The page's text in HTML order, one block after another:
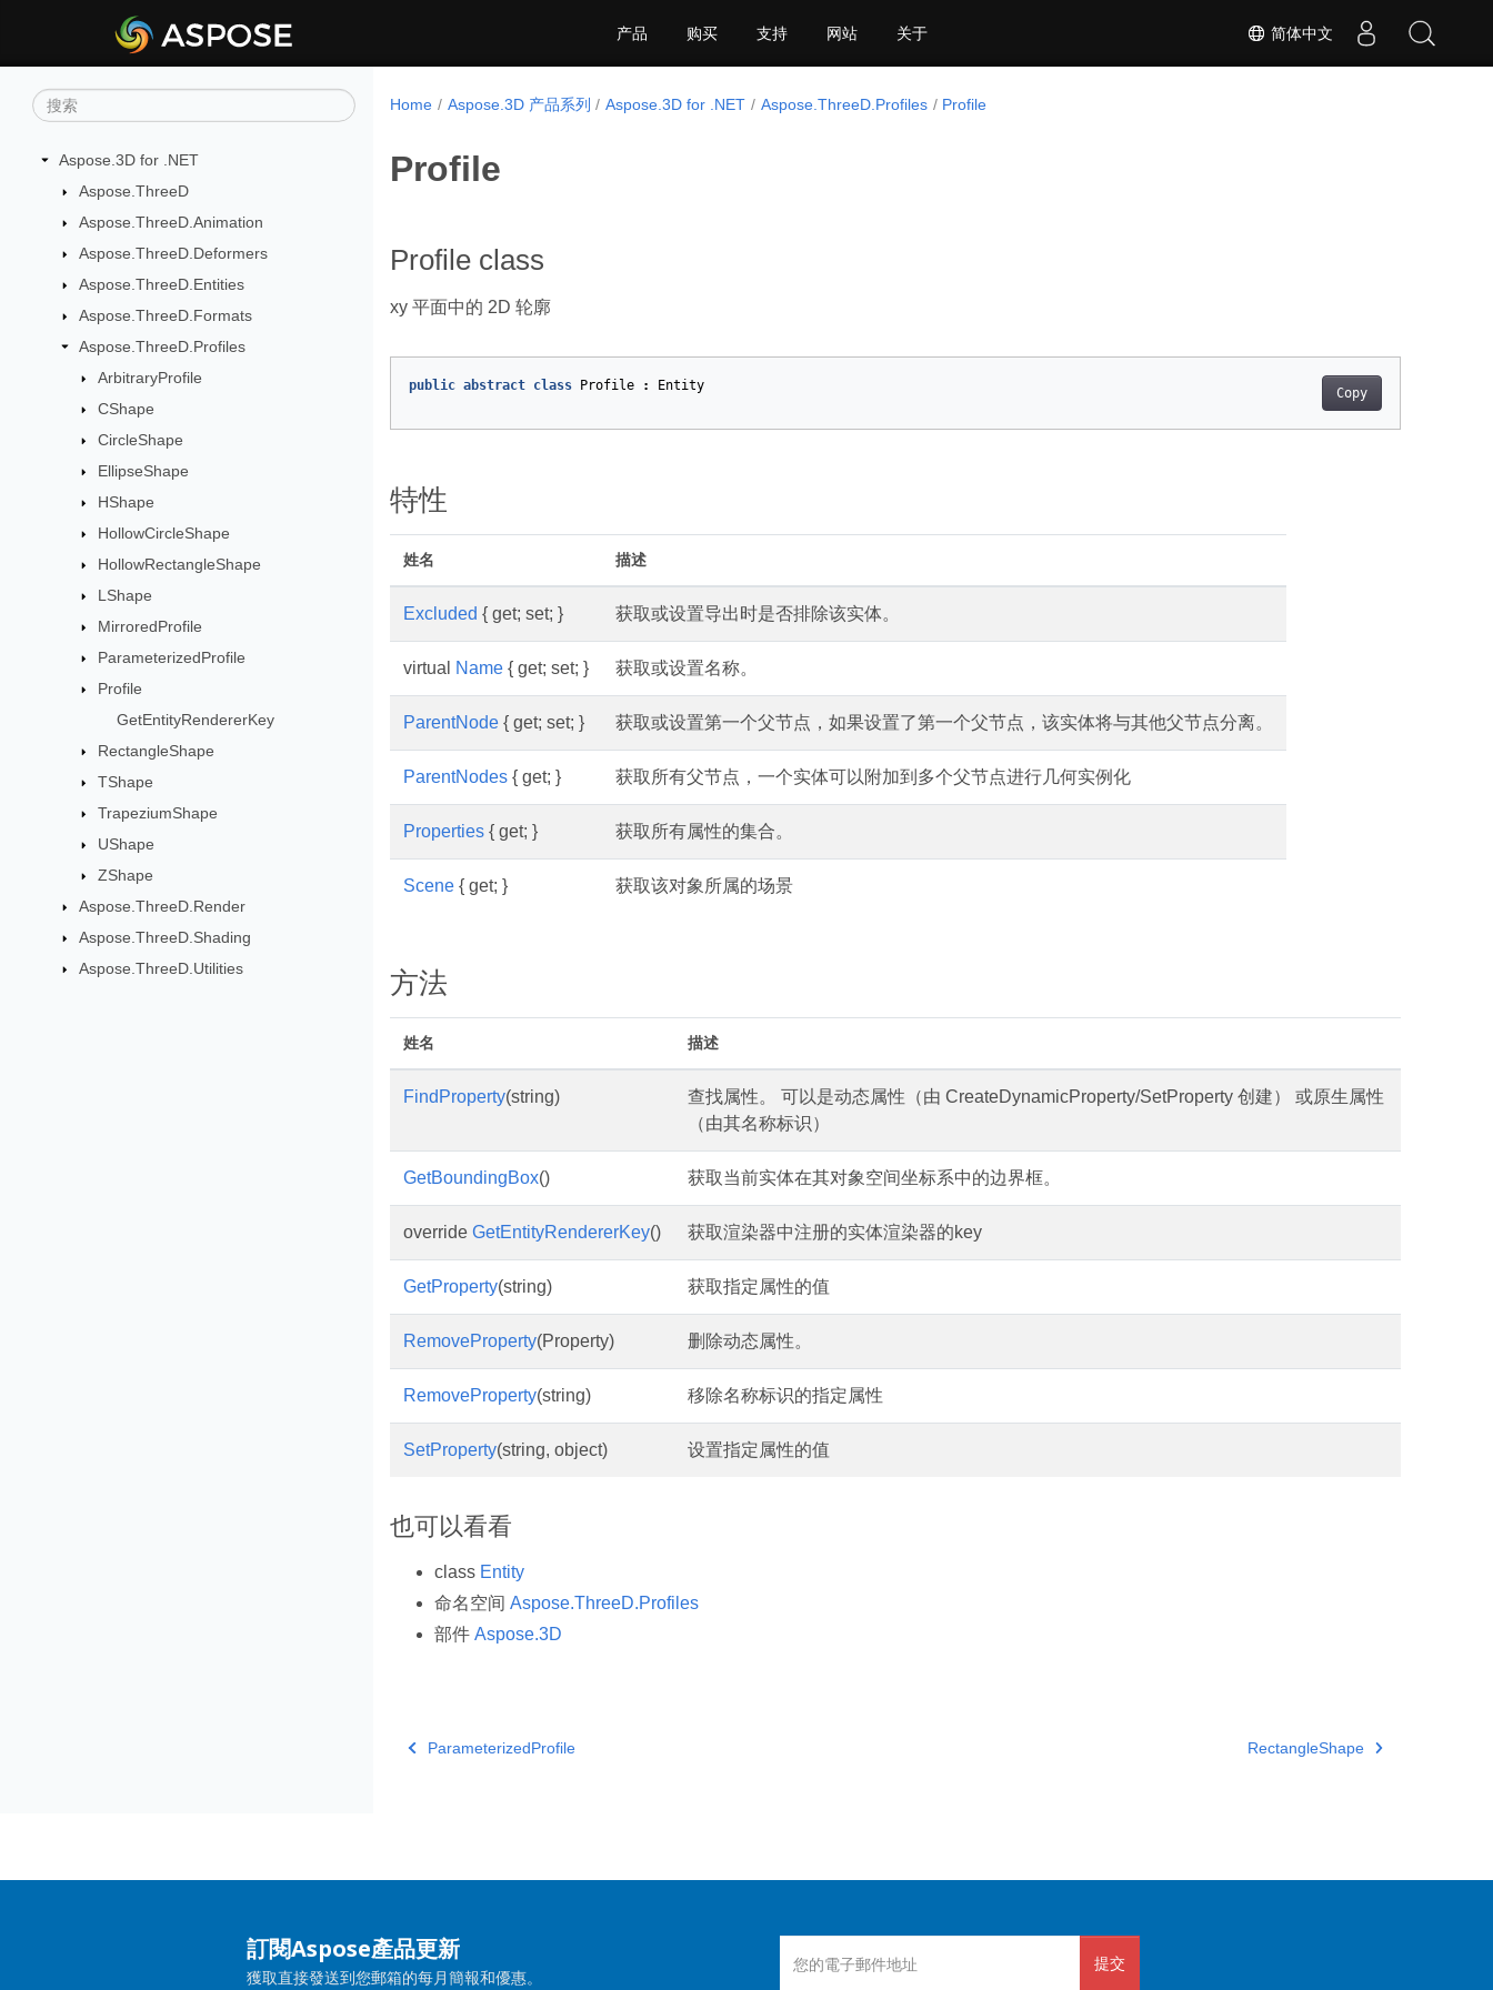
简体中文
产品 购买 支持 网站 关于
Aspose.3D for .NET
Aspose.ThreeD
Aspose.ThreeD.Animation
Aspose.ThreeD.Deformers
Aspose.ThreeD.Entities
Aspose.ThreeD.Formats
Aspose.ThreeD.Profiles
ArbitraryProfile
CShape
CircleShape
EllipseShape
HShape
HollowCircleShape
HollowRectangleShape
LShape
MirroredProfile
ParameterizedProfile
Profile
GetEntityRendererKey
RectangleShape
TShape
TrapeziumShape
UShape
ZShape
Aspose.ThreeD.Render
Aspose.ThreeD.Shading
Aspose.ThreeD.Utilities
Home Aspose.3D 产品系列 Aspose.3D for .NET Aspose.ThreeD.Profiles Profile
Profile
Profile class
xy 平面中的 2D 轮廓
Copy
public abstract class Profile : Entity
特性
姓名 描述
Excluded { get; set; } 获取或设置导出时是否排除该实体。
virtual Name { get; set; } 获取或设置名称。
ParentNode { get; set; } 获取或设置第一个父节点，如果设置了第一个父节点，该实体将与其他父节点分离。
ParentNodes { get; } 获取所有父节点，一个实体可以附加到多个父节点进行几何实例化
Properties { get; } 获取所有属性的集合。
Scene { get; } 获取该对象所属的场景
方法
姓名 描述
FindProperty(string)
查找属性。 可以是动态属性（由 CreateDynamicProperty/SetProperty 创建） 或原生属性
（由其名称标识）
GetBoundingBox() 获取当前实体在其对象空间坐标系中的边界框。
override GetEntityRendererKey() 获取渲染器中注册的实体渲染器的key
GetProperty(string) 获取指定属性的值
RemoveProperty(Property) 删除动态属性。
RemoveProperty(string) 移除名称标识的指定属性
SetProperty(string, object) 设置指定属性的值
也可以看看
class Entity
命名空间 Aspose.ThreeD.Profiles
部件 Aspose.3D
ParameterizedProfile RectangleShape
訂閱Aspose產品更新
獲取直接發送到您郵箱的每月簡報和優惠。
提交